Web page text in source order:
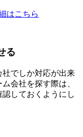
はこちら
る
でしか対応が出来
会社を探す際は、
しておくようにし